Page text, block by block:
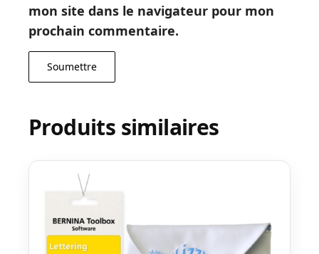
mon site dans le navigateur pour mon
prochain commentaire.
Produits similaires